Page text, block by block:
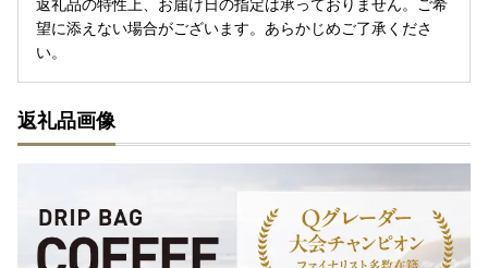
返礼品の特性上、お届け日の指定は承っておりません。ご希
望に添えない場合がございます。あらかじめご了承くださ
い。
返礼品画像